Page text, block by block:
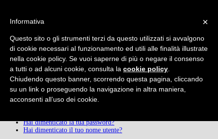
Nome utente*
Ricordami
Accedi
Hai dimenticato la tua password?
Hai dimenticato il tuo nome utente?
×
Informativa
Questo sito o gli strumenti terzi da questo utilizzati si avvalgono
di cookie necessari al funzionamento ed utili alle finalità illustrate
nella cookie policy. Se vuoi saperne di più o negare il consenso
a tutti o ad alcuni cookie, consulta la cookie policy
Chiudendo questo banner, scorrendo questa pagina, cliccando
su un link o proseguendo la navigazione in altra maniera,
acconsenti all’uso dei cookie.